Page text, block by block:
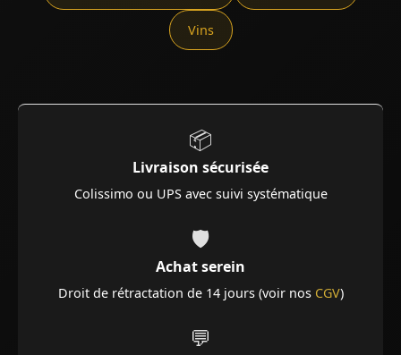
Vins
📦
Livraison sécurisée
Colissimo ou UPS avec suivi systématique
🛡️
Achat serein
Droit de rétractation de 14 jours (voir nos CGV)
💬